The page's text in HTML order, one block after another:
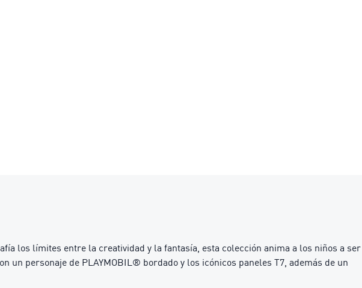
los límites entre la creatividad y la fantasía, esta colección anima a los niños a ser
un personaje de PLAYMOBIL® bordado y los icónicos paneles T7, además de un